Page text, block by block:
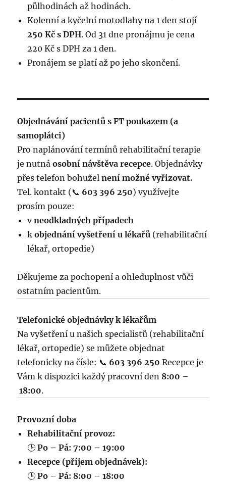
půlhodinách až hodinách.
Kolenní a kyčelní motodlahy na 1 den stojí
250 Kč s DPH. Od 31 dne pronájmu je cena
220 Kč s DPH za 1 den.
Pronájem se platí až po jeho skončení.
Objednávání pacientů s FT poukazem (a
samoplátci)
Pro naplánování termínů rehabilitační terapie
je nutnáosobní návštěva recepce. Objednávky
přes telefon bohuželnení možné vyřizovat.
Tel. kontakt (📞 603 396 250) využívejte
prosím pouze:
vneodkladných případech
kobjednání vyšetření u lékařů (rehabilitační
lékař, ortopedie)
Děkujeme za pochopení a ohleduplnost vůči
ostatním pacientům.
Telefonické objednávky k lékařům
Na vyšetření u našich specialistů (rehabilitační
lékař, ortopedie) se můžete objednat
telefonicky na čísle: 📞 603 396 250 Recepce je
Vám k dispozici každý pracovní den 8:00 –
18:00.
Provozní doba
Rehabilitační provoz:
🕒Po – Pá: 7:00 – 19:00
Recepce (příjem objednávek):
🕒Po – Pá: 8:00 – 18:00